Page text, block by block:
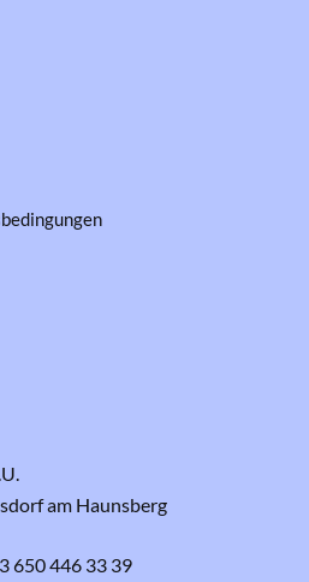
am Haunsberg
650 446 33 39